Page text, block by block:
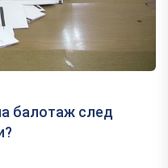
балотаж след